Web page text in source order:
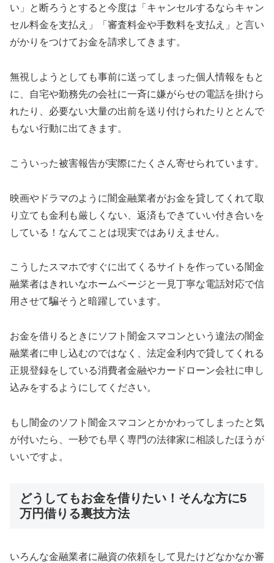
い」と断ろうとすると今度は「キャンセルするならキャン
セル料金を支払え」「審査料金や手数料を支払え」と言い
がかりをつけてお金を請求してきます。
無視しようとしても事前に送ってしまった個人情報をもと
に、自宅や勤務先の会社に一斉に嫌がらせの電話を掛けら
れたり、必要ない大量の出前を送り付けられたりととんで
もない行動に出てきます。
こういった被害報告が実際にたくさん寄せられています。
映画やドラマのように闇金融業者がお金を貸してくれて取
り立ても金利も厳しくない、返済もできていい付き合いを
している！なんてことは現実ではありえません。
こうしたスマホですぐに出てくるサイトを作っている闇金
融業者はきれいなホームページと一見丁寧な電話対応で信
用させて騙そうと暗躍しています。
お金を借りるときにソフト闇金スマコン という違法の闇金
融業者に申し込むのではなく、法定金利内で貸してくれる
正規登録をしている消費者金融やカードローン会社に申し
込みをするようにしてください。
もし闇金のソフト闇金スマコン とかかわってしまったと気
が付いたら、一秒でも早く専門の法律家に相談したほうが
いいですよ。
どうしてもお金を借りたい！そんな方に5
万円借りる裏技方法
いろんな金融業者に融資の依頼をして見たけどなかなか審